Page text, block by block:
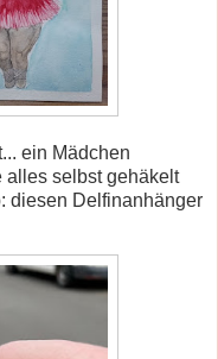
ein Mädchen
alles selbst gehäkelt
diesen Delfinanhänger